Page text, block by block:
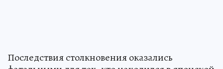
Последствия столкновения оказались